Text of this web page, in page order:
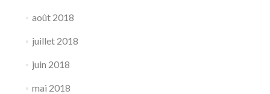
août 2018
juillet 2018
juin 2018
mai 2018